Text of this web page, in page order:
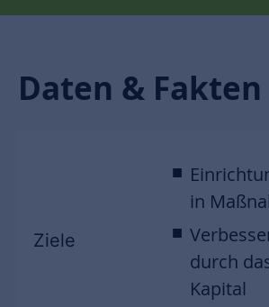
Daten & Fakten
Ziele
in
durch
Kapital